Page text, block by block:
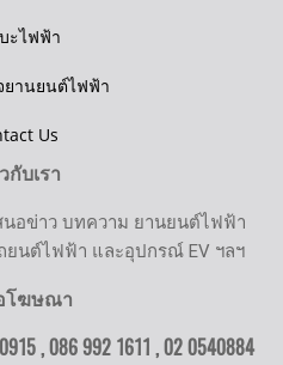
ะไฟฟ้า
ยานยนต์ไฟฟ้า
Us
กับเรา
สนอข่าว บทความ ยานยนต์ไฟฟ้า
ยนต์ไฟฟ้า และอุปกรณ์ EV ฯลฯ
โฆษณา
, 086 992 1611 ,02 0540884